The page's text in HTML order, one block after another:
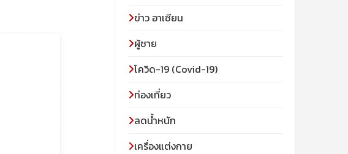
ข่าว อาเซียน
ผู้ชาย
โควิด-19 (Covid-19)
ท่องเที่ยว
ลดน้ำหนัก
เครื่องแต่งกาย